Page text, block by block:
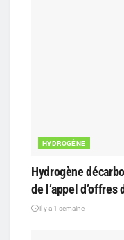
HYDROGÈNE
Hydrogène
de l’appel d’offres
il y a 1 semaine